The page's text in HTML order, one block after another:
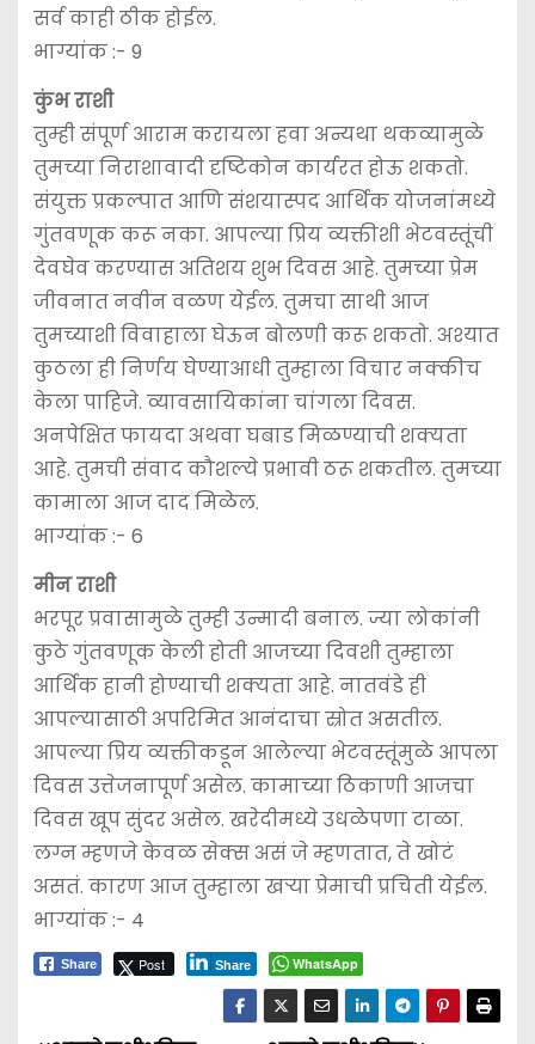
सर्व काही ठीक होईल.
भाग्यांक :- 9
कुंभ राशी
तुम्ही संपूर्ण आराम करायला हवा अन्यथा थकव्यामुळे
तुमच्या निराशावादी दृष्टिकोन कार्यरत होऊ शकतो.
संयुक्त प्रकल्पात आणि संशयास्पद आर्थिक योजनांमध्ये
गुंतवणूक करू नका. आपल्या प्रिय व्यक्तीशी भेटवस्तूंची
देवघेव करण्यास अतिशय शुभ दिवस आहे. तुमच्या प्रेम
जीवनात नवीन वळण येईल. तुमचा साथी आज
तुमच्याशी विवाहाला घेऊन बोलणी करू शकतो. अश्यात
कुठला ही निर्णय घेण्याआधी तुम्हाला विचार नक्कीच
केला पाहिजे. व्यावसायिकांना चांगला दिवस.
अनपेक्षित फायदा अथवा घबाड मिळण्याची शक्यता
आहे. तुमची संवाद कौशल्ये प्रभावी ठरू शकतील. तुमच्या
कामाला आज दाद मिळेल.
भाग्यांक :- 6
मीन राशी
भरपूर प्रवासामुळे तुम्ही उन्मादी बनाल. ज्या लोकांनी
कुठे गुंतवणूक केली होती आजच्या दिवशी तुम्हाला
आर्थिक हानी होण्याची शक्यता आहे. नातवंडे ही
आपल्यासाठी अपरिमित आनंदाचा स्रोत असतील.
आपल्या प्रिय व्यक्तीकडून आलेल्या भेटवस्तूंमुळे आपला
दिवस उत्तेजनापूर्ण असेल. कामाच्या ठिकाणी आजचा
दिवस खूप सुंदर असेल. खरेदीमध्ये उधळेपणा टाळा.
लग्न म्हणजे केवळ सेक्स असं जे म्हणतात, ते खोटं
असतं. कारण आज तुम्हाला खऱ्या प्रेमाची प्रचिती येईल.
भाग्यांक :- 4
Share Post Share WhatsApp